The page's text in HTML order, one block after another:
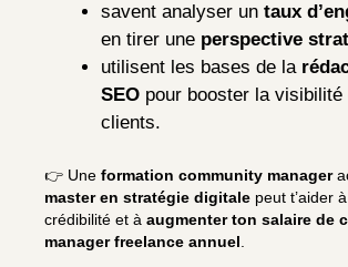
savent analyser un taux
en tirer une perspective
utilisent les bases de la
SEO pour booster la visibilité
clients.
👉 Une formation community manager
master en stratégie digitale peut t’aider
crédibilité et à augmenter ton salaire de
manager freelance annuel